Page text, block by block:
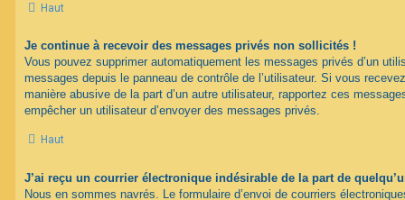
Haut
Je continue à recevoir des messages privés non sollicités !
Vous pouvez supprimer automatiquement les messages privés d’un
messages depuis le panneau de contrôle de l’utilisateur. Si vous
manière abusive de la part d’un autre utilisateur, rapportez ces
empêcher un utilisateur d’envoyer des messages privés.
Haut
J’ai reçu un courrier électronique indésirable de la part de
Nous en sommes navrés. Le formulaire d’envoi de courriers